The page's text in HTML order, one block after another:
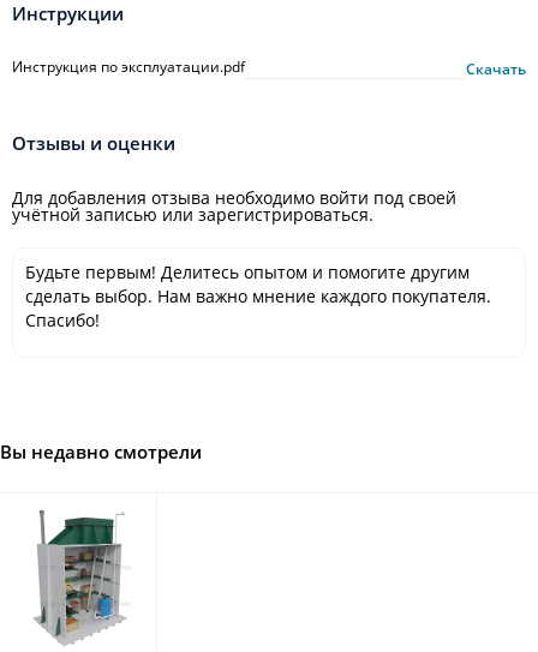
Инструкции
Инструкция по эксплуатации.pdf Скачать
Отзывы и оценки
Для добавления отзыва необходимо войти под своей
учётной записью или зарегистрироваться.
Будьте первым! Делитесь опытом и помогите другим
сделать выбор. Нам важно мнение каждого покупателя.
Спасибо!
Вы недавно смотрели